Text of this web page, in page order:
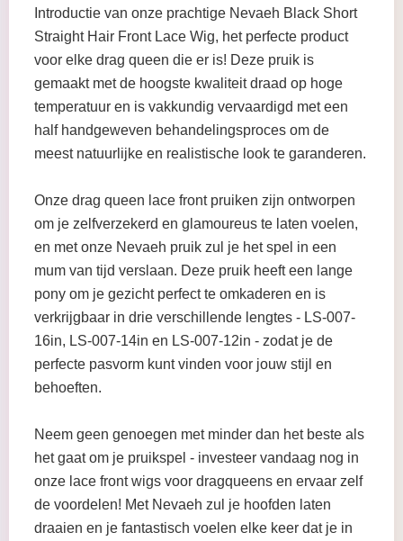
Introductie van onze prachtige Nevaeh Black Short
Straight Hair Front Lace Wig, het perfecte product
voor elke drag queen die er is! Deze pruik is
gemaakt met de hoogste kwaliteit draad op hoge
temperatuur en is vakkundig vervaardigd met een
half handgeweven behandelingsproces om de
meest natuurlijke en realistische look te garanderen.
Onze drag queen lace front pruiken zijn ontworpen
om je zelfverzekerd en glamoureus te laten voelen,
en met onze Nevaeh pruik zul je het spel in een
mum van tijd verslaan. Deze pruik heeft een lange
pony om je gezicht perfect te omkaderen en is
verkrijgbaar in drie verschillende lengtes - LS-007-
16in, LS-007-14in en LS-007-12in - zodat je de
perfecte pasvorm kunt vinden voor jouw stijl en
behoeften.
Neem geen genoegen met minder dan het beste als
het gaat om je pruikspel - investeer vandaag nog in
onze lace front wigs voor dragqueens en ervaar zelf
de voordelen! Met Nevaeh zul je hoofden laten
draaien en je fantastisch voelen elke keer dat je in